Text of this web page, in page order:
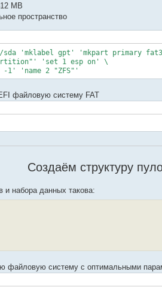
MB
пространство
'mklabel gpt' 'mkpart primary
'set 1 esp on' \
1' 'name 2 "ZFS"'
файловую систему FAT
Создаём структуру
и набора данных такова:
файловую систему с оптимальными